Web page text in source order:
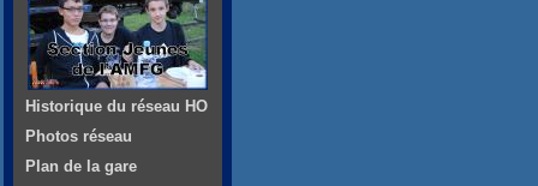
Historique du réseau HO
Photos réseau
Plan de la gare